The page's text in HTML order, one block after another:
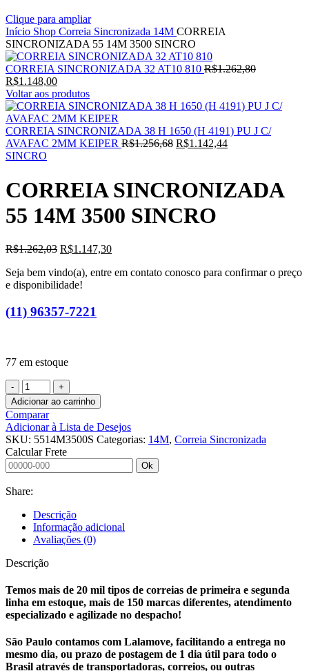
Clique para ampliar
Início Shop Correia Sincronizada 14M CORREIA
SINCRONIZADA 55 14M 3500 SINCRO
CORREIA SINCRONIZADA 32 AT10 810 R$1.262,80O
era:
R$1.148,00O
preço
atual
é:
R$1.148,00.
Voltar aos produtos
CORREIA SINCRONIZADA 38 H 1650 (H 4191) PU J C/
AVAFAC 2MM KEIPER R$1.256,68 O
era:
R$1.256,68.
R$1.142,44O
é:
R$1.142,44.
SINCRO
CORREIA SINCRONIZADA
55 14M 3500 SINCRO
R$1.262,03 O
original
era:
R$1.147,30O
atual
Seja bem vindo(a), entre em contato conosco para confirmar o preço
e disponibilidade!
(11) 96357-7221
77 em estoque
CORREIA
SINCRONIZADA
55
14M
3500
SINCRO
quantidade
Adicionar ao carrinho
Comparar
Adicionar à Lista de Desejos
SKU: 5514M3500S Categorias: 14M, Correia Sincronizada
Calcular Frete
Ok
Share:
Descrição
Informação adicional
Avaliações (0)
Descrição
Temos mais de 20 mil tipos de correias de primeira e segunda
linha em estoque, mais de 150 marcas diferentes, atendimento
especializado e agilizade no despacho!
São Paulo contamos com Lalamove, facilitando a entrega no
mesmo dia, ou prazo de postagem de 1 dia útil para todo o
Brasil através de transportadoras, correios, ou outras